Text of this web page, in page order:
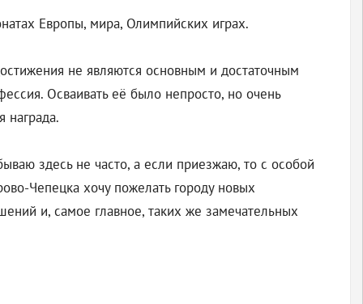
Европы, мира, Олимпийских играх.
не являются основным и достаточным
Осваивать её было непросто, но очень
награда.
здесь не часто, а если приезжаю, то с особой
Чепецка хочу пожелать городу новых
и, самое главное, таких же замечательных